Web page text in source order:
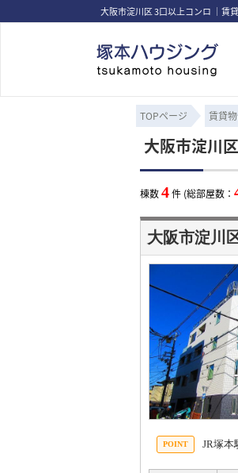
大阪市淀川区 3口以上コンロ ｜賃
TOPページ 賃貸
大阪市淀川
棟数4件 (総部屋数：
大阪市淀
JR塚本